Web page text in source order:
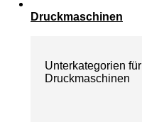
Druckmaschinen
Unterkategorien für
Druckmaschinen